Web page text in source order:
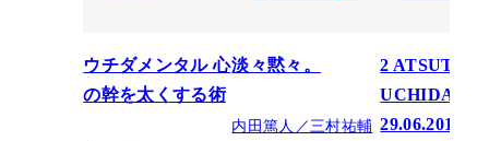
ウチダメンタル 心
の幹を太くする術
淡々黙々。
内田篤人／三村祐輔
2 ATSUTO
UCHIDA
29.06.2010